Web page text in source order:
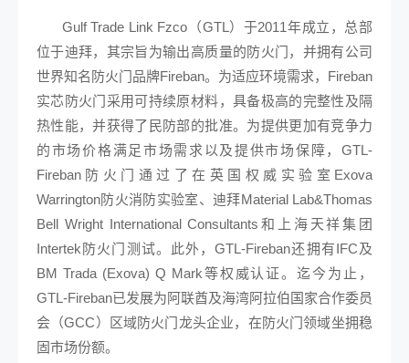
Gulf Trade Link Fzco（GTL）于2011年成立，总部
位于迪拜，其宗旨为输出高质量的防火门，并拥有公司
世界知名防火门品牌Fireban。为适应环境需求，Fireban
实芯防火门采用可持续原材料，具备极高的完整性及隔
热性能，并获得了民防部的批准。为提供更加有竞争力
的市场价格满足市场需求以及提供市场保障，GTL-
Fireban防火门通过了在英国权威实验室Exova
Warrington防火消防实验室、迪拜Material Lab&Thomas
Bell Wright International Consultants和上海天祥集团
Intertek防火门测试。此外，GTL-Fireban还拥有IFC及
BM Trada (Exova) Q Mark等权威认证。迄今为止，
GTL-Fireban已发展为阿联酋及海湾阿拉伯国家合作委员
会（GCC）区域防火门龙头企业，在防火门领域坐拥稳
固市场份额。